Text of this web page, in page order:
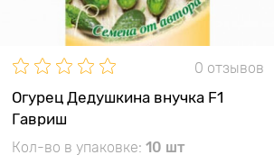
0 отзывов
Огурец Дедушкина внучка F1
Гавриш
Кол-во в упаковке: 10 шт